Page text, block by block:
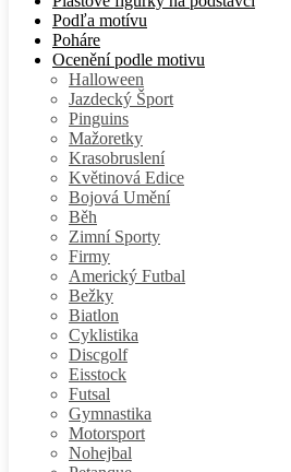
Podľa motívu
Poháre
Ocenění podle motivu
Halloween
Jazdecký Šport
Pinguins
Mažoretky
Krasobruslení
Květinová Edice
Bojová Umění
Běh
Zimní Sporty
Firmy
Americký Futbal
Bežky
Biatlon
Cyklistika
Discgolf
Eisstock
Futsal
Gymnastika
Motorsport
Nohejbal